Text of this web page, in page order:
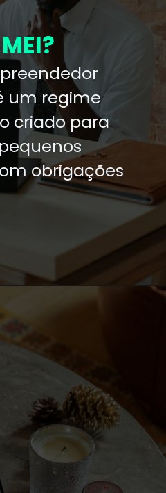
um regime
criado para
obrigações